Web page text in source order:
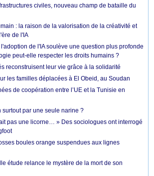
civiles, nouveau champ de bataille du
: la raison de la valorisation de la créativité et
de l'IA
de l'IA soulève une question plus profonde
peut-elle respecter les droits humains ?
reconstruisent leur vie grâce à la solidarité
les familles déplacées à El Obeid, au Soudan
de coopération entre l’UE et la Tunisie en
surtout par une seule narine ?
pas une licorne… » Des sociologues ont interrogé
boules orange suspendues aux lignes
étude relance le mystère de la mort de son